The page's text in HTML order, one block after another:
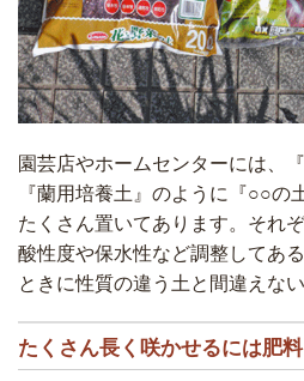
園芸店やホームセンターには、
『蘭用培養土』のように『○○の
たくさん置いてあります。それ
酸性度や保水性など調整してあ
ときに性質の違う土と間違えな
たくさん長く咲かせるには肥料